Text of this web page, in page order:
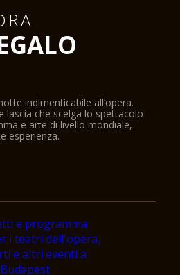
indimenticabile all’opera.
lascia che scelga lo spettacolo
e arte di livello mondiale,
esperienza.